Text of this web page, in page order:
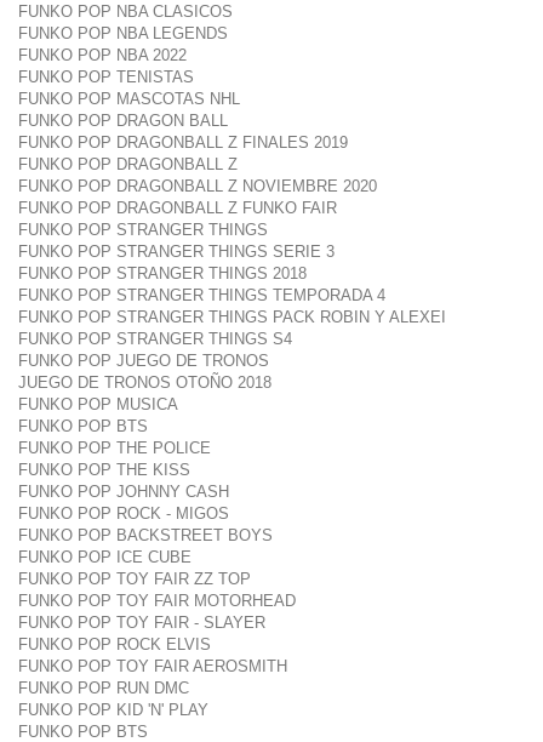
FUNKO POP NBA CLASICOS
FUNKO POP NBA LEGENDS
FUNKO POP NBA 2022
FUNKO POP TENISTAS
FUNKO POP MASCOTAS NHL
FUNKO POP DRAGON BALL
FUNKO POP DRAGONBALL Z FINALES 2019
FUNKO POP DRAGONBALL Z
FUNKO POP DRAGONBALL Z NOVIEMBRE 2020
FUNKO POP DRAGONBALL Z FUNKO FAIR
FUNKO POP STRANGER THINGS
FUNKO POP STRANGER THINGS SERIE 3
FUNKO POP STRANGER THINGS 2018
FUNKO POP STRANGER THINGS TEMPORADA 4
FUNKO POP STRANGER THINGS PACK ROBIN Y ALEXEI
FUNKO POP STRANGER THINGS S4
FUNKO POP JUEGO DE TRONOS
JUEGO DE TRONOS OTOÑO 2018
FUNKO POP MUSICA
FUNKO POP BTS
FUNKO POP THE POLICE
FUNKO POP THE KISS
FUNKO POP JOHNNY CASH
FUNKO POP ROCK - MIGOS
FUNKO POP BACKSTREET BOYS
FUNKO POP ICE CUBE
FUNKO POP TOY FAIR ZZ TOP
FUNKO POP TOY FAIR MOTORHEAD
FUNKO POP TOY FAIR - SLAYER
FUNKO POP ROCK ELVIS
FUNKO POP TOY FAIR AEROSMITH
FUNKO POP RUN DMC
FUNKO POP KID 'N' PLAY
FUNKO POP BTS